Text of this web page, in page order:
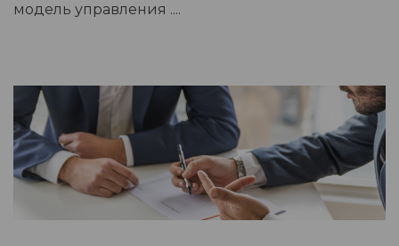
модель управления ....